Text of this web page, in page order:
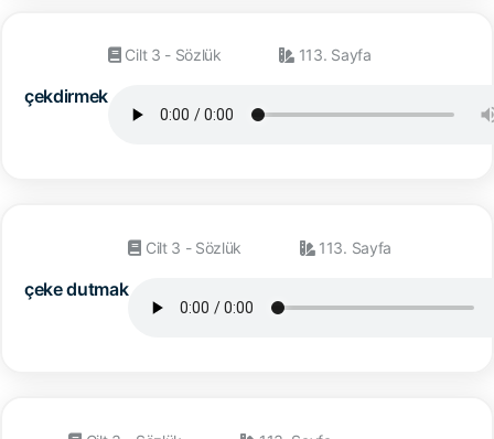
çekdirmek
Cilt 3 - Sözlük 113. Sayfa
çeke dutmak
Cilt 3 - Sözlük 113. Sayfa